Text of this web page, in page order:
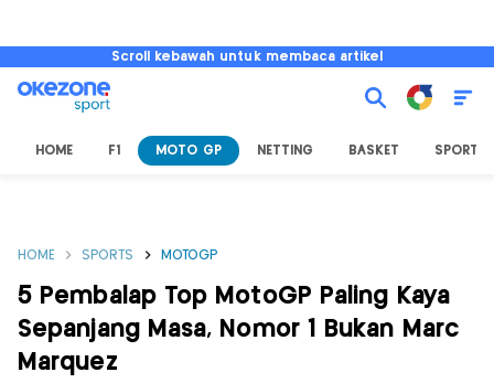
Scroll kebawah untuk membaca artikel
HOME F1 MOTO GP NETTING BASKET SPORT
HOME SPORTS MOTOGP
5 Pembalap Top MotoGP Paling Kaya
Sepanjang Masa, Nomor 1 Bukan Marc
Marquez